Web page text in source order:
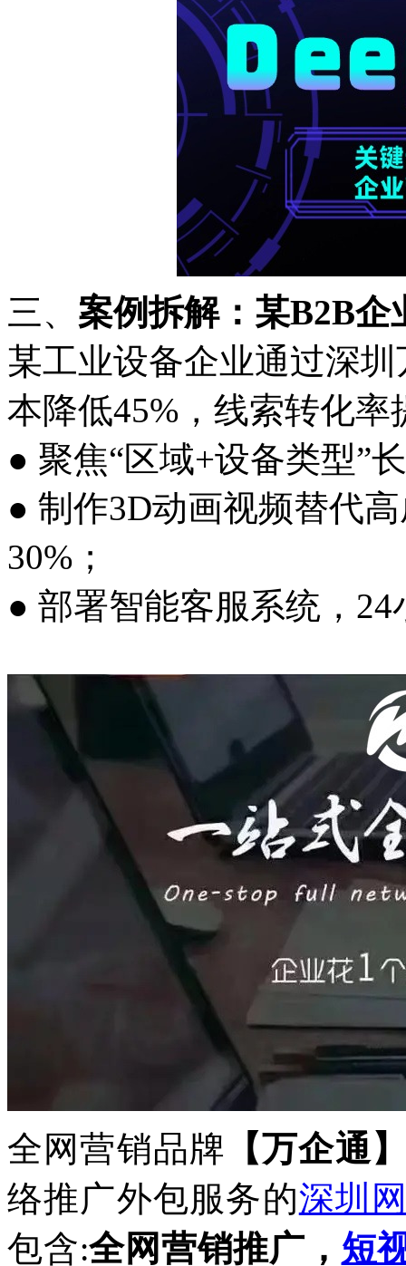
三、 案例拆解：某B2B企
某工业设备企业通过深
本降低45%，线索转化率
● 聚焦“区域+设备类型”
● 制作3D动画视频替代
30%；
● 部署智能客服系统，
全网营销品牌 【万企通
络推广外包服务的深圳
包含:全网营销推广， 短